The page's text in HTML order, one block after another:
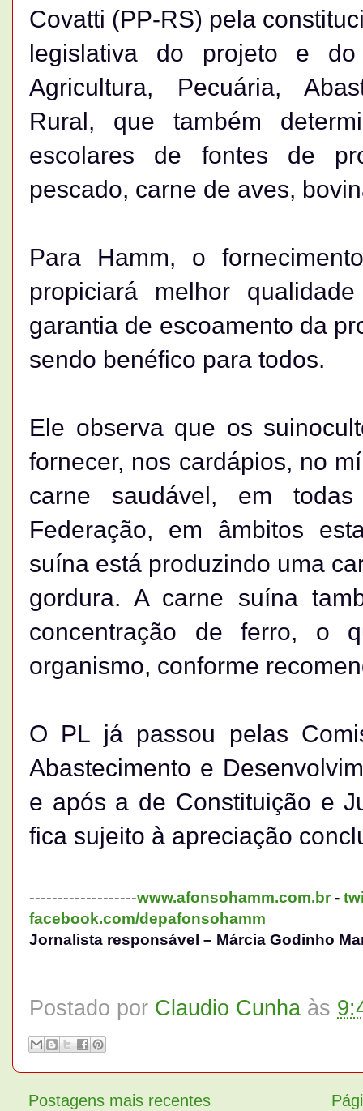
Covatti (PP-RS) pela
legislativa do projeto e
Agricultura, Pecuária,
Rural, que também
escolares de fontes de
pescado, carne de aves,
Para Hamm, o
propiciará melhor
garantia de escoamento da
sendo benéfico para todos.
Ele observa que os
fornecer, nos cardápios, no
carne saudável, em
Federação, em âmbitos
suína está produzindo uma
gordura. A carne suína
concentração de ferro, o
organismo, conforme
O PL já passou pelas
Abastecimento e
e após a de Constituição e
fica sujeito à apreciação
-------------------www.afonsohamm.com.br-
facebook.com/depafonsohamm
Jornalista responsável – Márcia Godinho
Postado por Claudio Cunha às
Postagens mais recentes